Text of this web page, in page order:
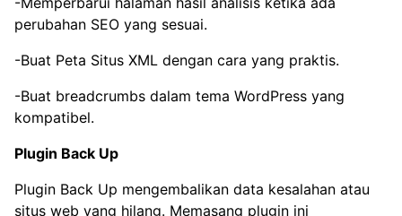
perubahan SEO yang sesuai.
-Buat Peta Situs XML dengan cara yang praktis.
-Buat breadcrumbs dalam tema WordPress yang
kompatibel.
Plugin Back Up
Plugin Back Up mengembalikan data kesalahan atau
situs web yang hilang. Memasang plugin ini